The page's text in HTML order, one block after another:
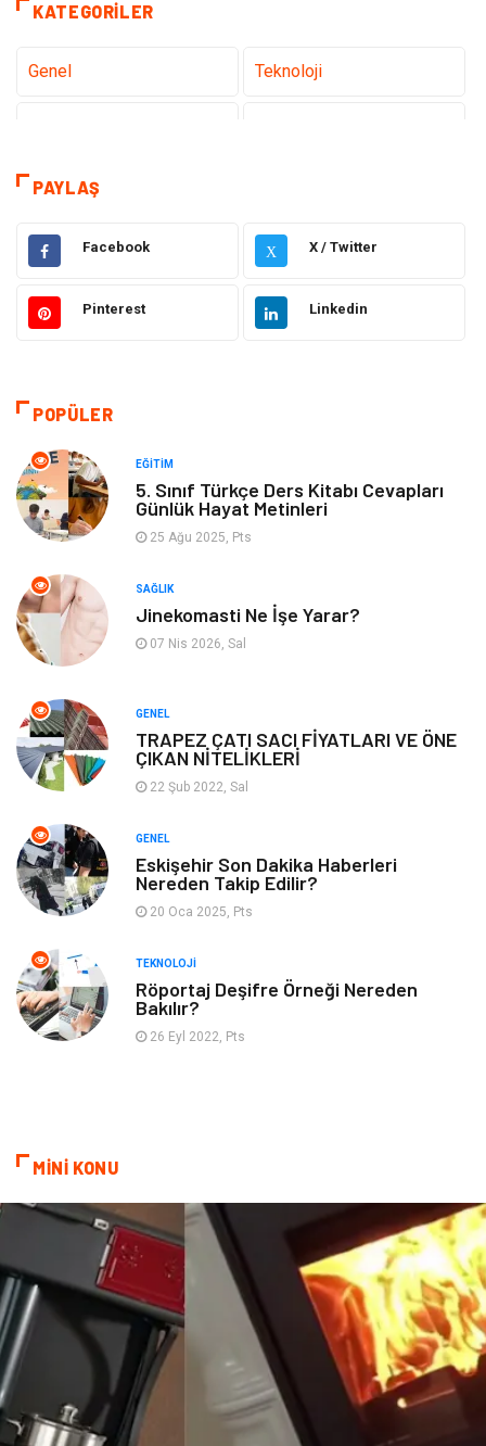
KATEGORILER
Genel Teknoloji
Dekorasyon
Bakım Güzellik Elektrik Elektronik
Hukuk Tatil
Bilgisayar & Yazılım
Yemek
Emlak Kültür Sanat
Aksesuar
Bebek Giyim Tarih
PAYLAŞ
Facebook X X / Twitter
Pinterest Linkedin
POPÜLER
EĞITIM
5. Sınıf Türkçe Ders Kitabı Cevapları
Günlük Hayat Metinleri
25 Ağu 2025, Pts
SAĞLIK
Jinekomasti Ne İşe Yarar?
07 Nis 2026, Sal
GENEL
TRAPEZ ÇATI SACI FİYATLARI VE ÖNE
ÇIKAN NİTELİKLERİ
22 Şub 2022, Sal
GENEL
Eskişehir Son Dakika Haberleri
Nereden Takip Edilir?
20 Oca 2025, Pts
TEKNOLOJI
Röportaj Deşifre Örneği Nereden
Bakılır?
26 Eyl 2022, Pts
MİNİ KONU